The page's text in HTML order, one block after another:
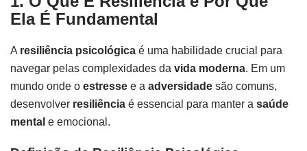
Ela É Fundamental
A resiliência psicológica é uma habilidade crucial para
navegar pelas complexidades da vida moderna. Em um
mundo onde o estresse e a adversidade são comuns,
desenvolver resiliência é essencial para manter a saúde
mental e emocional.